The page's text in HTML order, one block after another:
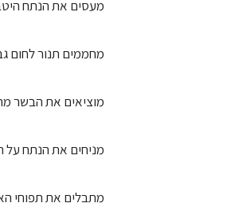
מעסים את הנתח
מחממים תנור לחום גבוה כ-
מוציאים את הבשר
מניחים את הנתח על רשת
מתבלים את תפוחי